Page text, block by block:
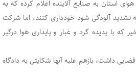
استان به صنایع آلاینده اعلام کرده که به
تشدید آلودگی شود خودداری کنند، اما شرکت
با پدیده گرد و غبار و پایداری هوا درگیر
داشت، بازهم علیه آنها شکایتی به دادگاه